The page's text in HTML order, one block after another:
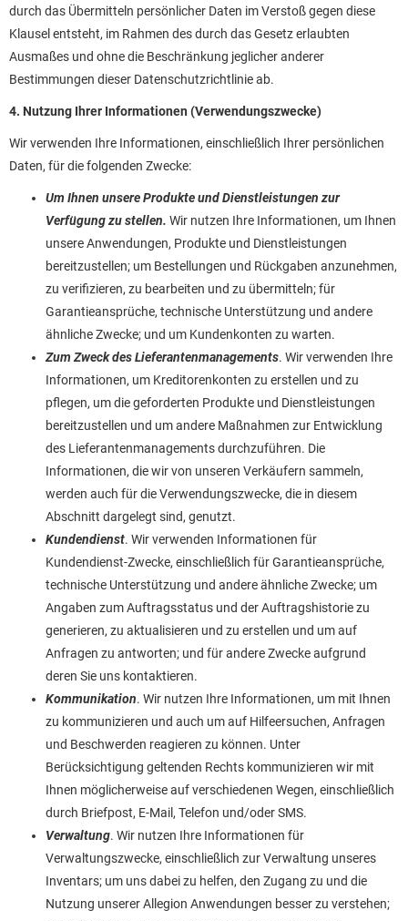
durch das Übermitteln persönlicher Daten im Verstoß gegen diese
Klausel entsteht, im Rahmen des durch das Gesetz erlaubten
Ausmaßes und ohne die Beschränkung jeglicher anderer
Bestimmungen dieser Datenschutzrichtlinie ab.
4. Nutzung Ihrer Informationen (Verwendungszwecke)
Wir verwenden Ihre Informationen, einschließlich Ihrer persönlichen
Daten, für die folgenden Zwecke:
Um Ihnen unsere Produkte und Dienstleistungen zur
Verfügung zu stellen. Wir nutzen Ihre Informationen, um Ihnen
unsere Anwendungen, Produkte und Dienstleistungen
bereitzustellen; um Bestellungen und Rückgaben anzunehmen,
zu verifizieren, zu bearbeiten und zu übermitteln; für
Garantieansprüche, technische Unterstützung und andere
ähnliche Zwecke; und um Kundenkonten zu warten.
Zum Zweck des Lieferantenmanagements. Wir verwenden Ihre
Informationen, um Kreditorenkonten zu erstellen und zu
pflegen, um die geforderten Produkte und Dienstleistungen
bereitzustellen und um andere Maßnahmen zur Entwicklung
des Lieferantenmanagements durchzuführen. Die
Informationen, die wir von unseren Verkäufern sammeln,
werden auch für die Verwendungszwecke, die in diesem
Abschnitt dargelegt sind, genutzt.
Kundendienst. Wir verwenden Informationen für
Kundendienst-Zwecke, einschließlich für Garantieansprüche,
technische Unterstützung und andere ähnliche Zwecke; um
Angaben zum Auftragsstatus und der Auftragshistorie zu
generieren, zu aktualisieren und zu erstellen und um auf
Anfragen zu antworten; und für andere Zwecke aufgrund
deren Sie uns kontaktieren.
Kommunikation. Wir nutzen Ihre Informationen, um mit Ihnen
zu kommunizieren und auch um auf Hilfeersuchen, Anfragen
und Beschwerden reagieren zu können. Unter
Berücksichtigung geltenden Rechts kommunizieren wir mit
Ihnen möglicherweise auf verschiedenen Wegen, einschließlich
durch Briefpost, E-Mail, Telefon und/oder SMS.
Verwaltung. Wir nutzen Ihre Informationen für
Verwaltungszwecke, einschließlich zur Verwaltung unseres
Inventars; um uns dabei zu helfen, den Zugang zu und die
Nutzung unserer Allegion Anwendungen besser zu verstehen;